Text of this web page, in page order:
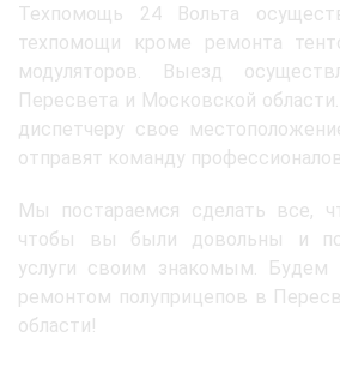
Техпомощь 24 Вольта
техпомощи кроме ремонта
модуляторов. Выезд
Пересвета и Московской
диспетчеру свое
отправят команду
Мы постараемся сделать все,
чтобы вы были довольны и
услуги своим знакомым.
ремонтом полуприцепов в
области!